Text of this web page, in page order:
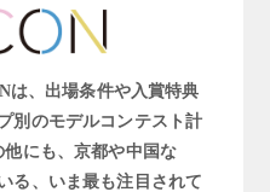
は、出場条件や入賞特典
別のモデルコンテスト計
にも、京都や中国な
る、いま最も注目されて